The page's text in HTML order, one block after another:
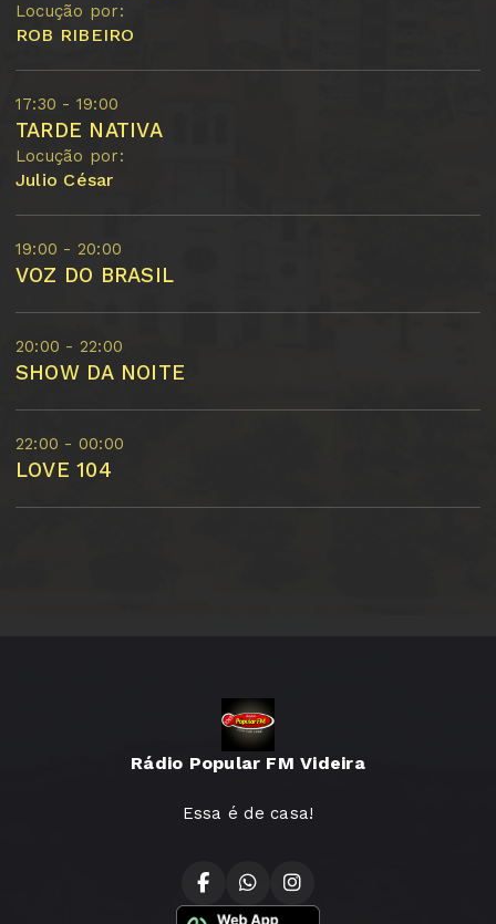
Locução por:
ROB RIBEIRO
17:30 - 19:00
TARDE NATIVA
Locução por:
Julio César
19:00 - 20:00
VOZ DO BRASIL
20:00 - 22:00
SHOW DA NOITE
22:00 - 00:00
LOVE 104
Rádio Popular FM Videira
Essa é de casa!